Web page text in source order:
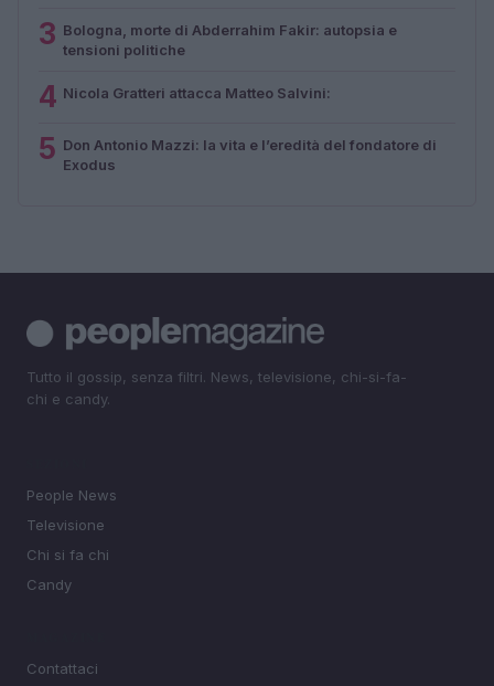
3 Bologna, morte di Abderrahim Fakir: autopsia e
tensioni politiche
4 Nicola Gratteri attacca Matteo Salvini:
5 Don Antonio Mazzi: la vita e l’eredità del fondatore di
Exodus
Tutto il gossip, senza filtri. News, televisione, chi-si-fa-
chi e candy.
People News
Televisione
Chi si fa chi
Candy
Contattaci